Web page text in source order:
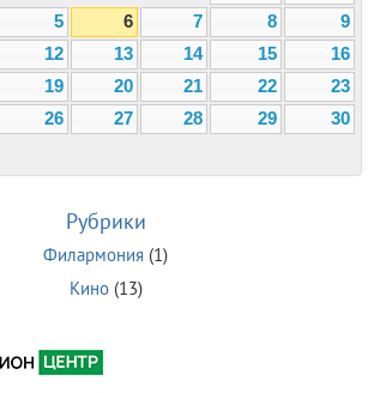
5 6 7 8
9
12 13 14 15
16
19 20 21 22
23
26 27 28 29
30
Рубрики
Филармония (1)
Кино(13)